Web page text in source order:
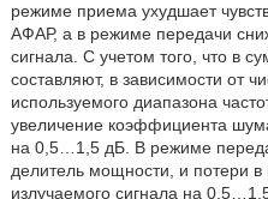
режиме приема ухудшает
АФАР, а в режиме передачи
сигнала. С учетом того, что в
составляют, в зависимости от
используемого диапазона
увеличение коэффициента
на 0,5…1,5 дБ. В режиме
делитель мощности, и потери
излучаемого сигнала на